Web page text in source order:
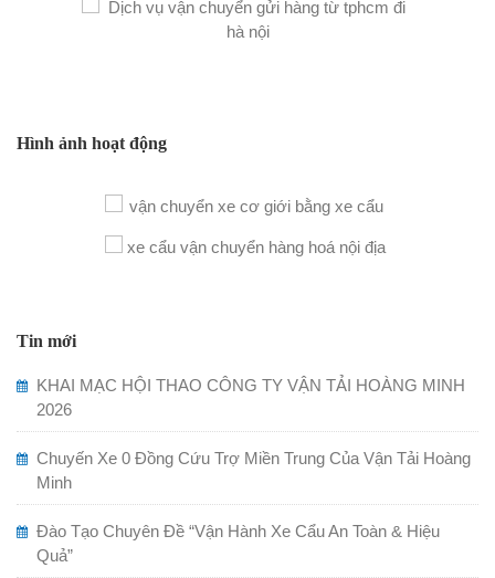
Hình ảnh hoạt động
Tin mới
KHAI MẠC HỘI THAO CÔNG TY VẬN TẢI HOÀNG MINH
2026
Chuyến Xe 0 Đồng Cứu Trợ Miền Trung Của Vận Tải Hoàng
Minh
Đào Tạo Chuyên Đề “Vận Hành Xe Cẩu An Toàn & Hiệu
Quả”